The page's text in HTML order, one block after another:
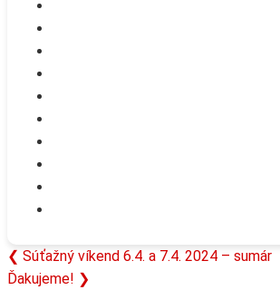
Navigácia
❮ Previous
Post:
Súťažný víkend 6.4. a 7.4. 2024 – sumár
Next
Ďakujeme! ❯